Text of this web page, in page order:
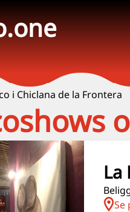
i Chiclana de la Frontera
La
Se